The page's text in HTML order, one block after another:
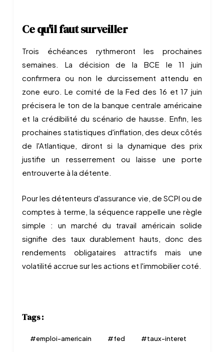
Ce qu'il faut surveiller
Trois échéances rythmeront les prochaines
semaines. La décision de la BCE le 11 juin
confirmera ou non le durcissement attendu en
zone euro. Le comité de la Fed des 16 et 17 juin
précisera le ton de la banque centrale américaine
et la crédibilité du scénario de hausse. Enfin, les
prochaines statistiques d'inflation, des deux côtés
de l'Atlantique, diront si la dynamique des prix
justifie un resserrement ou laisse une porte
entrouverte à la détente.
Pour les détenteurs d'assurance vie, de SCPI ou de
comptes à terme, la séquence rappelle une règle
simple : un marché du travail américain solide
signifie des taux durablement hauts, donc des
rendements obligataires attractifs mais une
volatilité accrue sur les actions et l'immobilier coté.
Tags :
#emploi-americain #fed #taux-interet